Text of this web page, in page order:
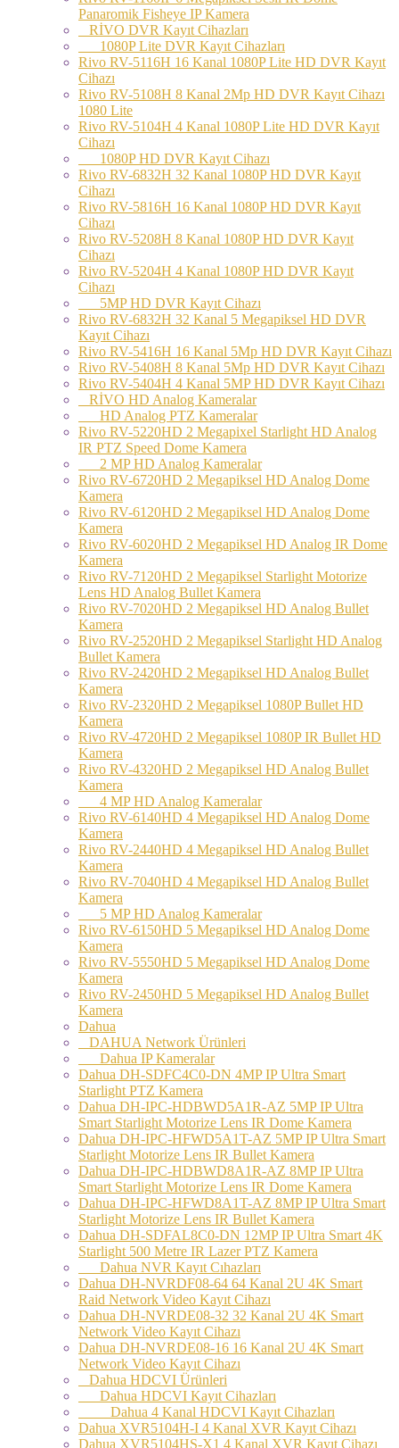
Panaromik Fisheye IP Kamera
RİVO DVR Kayıt Cihazları
1080P Lite DVR Kayıt Cihazları
Rivo RV-5116H 16 Kanal 1080P Lite HD DVR Kayıt
Cihazı
Rivo RV-5108H 8 Kanal 2Mp HD DVR Kayıt Cihazı
1080 Lite
Rivo RV-5104H 4 Kanal 1080P Lite HD DVR Kayıt
Cihazı
1080P HD DVR Kayıt Cihazı
Rivo RV-6832H 32 Kanal 1080P HD DVR Kayıt
Cihazı
Rivo RV-5816H 16 Kanal 1080P HD DVR Kayıt
Cihazı
Rivo RV-5208H 8 Kanal 1080P HD DVR Kayıt
Cihazı
Rivo RV-5204H 4 Kanal 1080P HD DVR Kayıt
Cihazı
5MP HD DVR Kayıt Cihazı
Rivo RV-6832H 32 Kanal 5 Megapiksel HD DVR
Kayıt Cihazı
Rivo RV-5416H 16 Kanal 5Mp HD DVR Kayıt Cihazı
Rivo RV-5408H 8 Kanal 5Mp HD DVR Kayıt Cihazı
Rivo RV-5404H 4 Kanal 5MP HD DVR Kayıt Cihazı
RİVO HD Analog Kameralar
HD Analog PTZ Kameralar
Rivo RV-5220HD 2 Megapixel Starlight HD Analog
IR PTZ Speed Dome Kamera
2 MP HD Analog Kameralar
Rivo RV-6720HD 2 Megapiksel HD Analog Dome
Kamera
Rivo RV-6120HD 2 Megapiksel HD Analog Dome
Kamera
Rivo RV-6020HD 2 Megapiksel HD Analog IR Dome
Kamera
Rivo RV-7120HD 2 Megapiksel Starlight Motorize
Lens HD Analog Bullet Kamera
Rivo RV-7020HD 2 Megapiksel HD Analog Bullet
Kamera
Rivo RV-2520HD 2 Megapiksel Starlight HD Analog
Bullet Kamera
Rivo RV-2420HD 2 Megapiksel HD Analog Bullet
Kamera
Rivo RV-2320HD 2 Megapiksel 1080P Bullet HD
Kamera
Rivo RV-4720HD 2 Megapiksel 1080P IR Bullet HD
Kamera
Rivo RV-4320HD 2 Megapiksel HD Analog Bullet
Kamera
4 MP HD Analog Kameralar
Rivo RV-6140HD 4 Megapiksel HD Analog Dome
Kamera
Rivo RV-2440HD 4 Megapiksel HD Analog Bullet
Kamera
Rivo RV-7040HD 4 Megapiksel HD Analog Bullet
Kamera
5 MP HD Analog Kameralar
Rivo RV-6150HD 5 Megapiksel HD Analog Dome
Kamera
Rivo RV-5550HD 5 Megapiksel HD Analog Dome
Kamera
Rivo RV-2450HD 5 Megapiksel HD Analog Bullet
Kamera
Dahua
DAHUA Network Ürünleri
Dahua IP Kameralar
Dahua DH-SDFC4C0-DN 4MP IP Ultra Smart
Starlight PTZ Kamera
Dahua DH-IPC-HDBWD5A1R-AZ 5MP IP Ultra
Smart Starlight Motorize Lens IR Dome Kamera
Dahua DH-IPC-HFWD5A1T-AZ 5MP IP Ultra Smart
Starlight Motorize Lens IR Bullet Kamera
Dahua DH-IPC-HDBWD8A1R-AZ 8MP IP Ultra
Smart Starlight Motorize Lens IR Dome Kamera
Dahua DH-IPC-HFWD8A1T-AZ 8MP IP Ultra Smart
Starlight Motorize Lens IR Bullet Kamera
Dahua DH-SDFAL8C0-DN 12MP IP Ultra Smart 4K
Starlight 500 Metre IR Lazer PTZ Kamera
Dahua NVR Kayıt Cıhazları
Dahua DH-NVRDF08-64 64 Kanal 2U 4K Smart
Raid Network Video Kayıt Cihazı
Dahua DH-NVRDE08-32 32 Kanal 2U 4K Smart
Network Video Kayıt Cihazı
Dahua DH-NVRDE08-16 16 Kanal 2U 4K Smart
Network Video Kayıt Cihazı
Dahua HDCVI Ürünleri
Dahua HDCVI Kayıt Cihazları
Dahua 4 Kanal HDCVI Kayıt Cihazları
Dahua XVR5104H-I 4 Kanal XVR Kayıt Cihazı
Dahua XVR5104HS-X1 4 Kanal XVR Kayıt Cihazı